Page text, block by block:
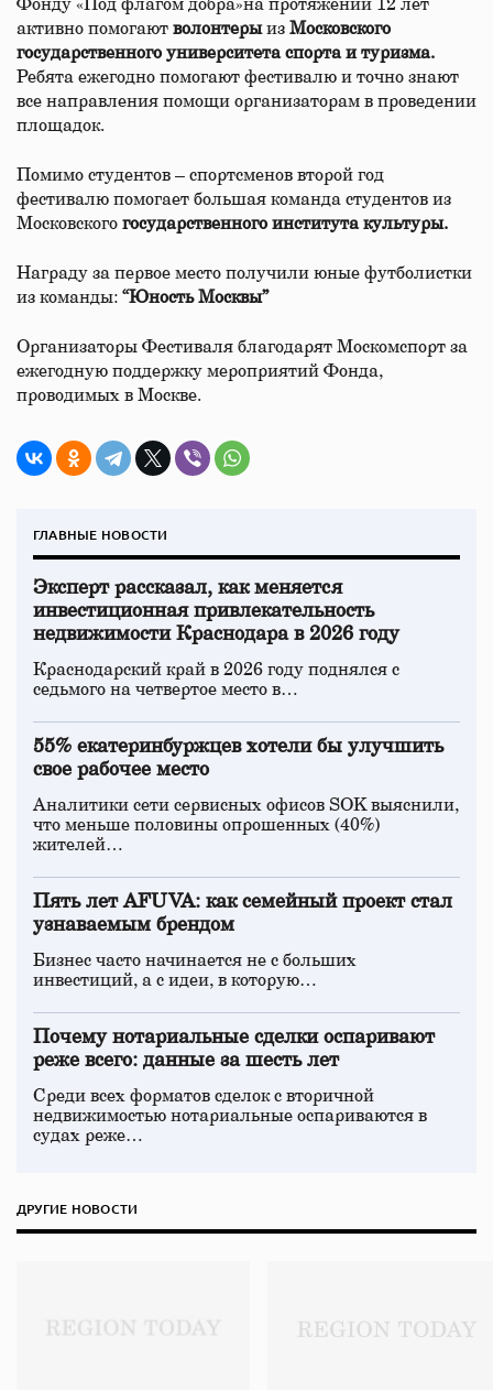
Фонду «Под флагом добра»на протяжении 12 лет
активно помогают волонтеры из Московского
государственного университета спорта и туризма.
Ребята ежегодно помогают фестивалю и точно знают
все направления помощи организаторам в проведении
площадок.
Помимо студентов – спортсменов второй год
фестивалю помогает большая команда студентов из
Московского государственного института культуры.
Награду за первое место получили юные футболистки
из команды: “Юность Москвы”
Организаторы Фестиваля благодарят Москомспорт за
ежегодную поддержку мероприятий Фонда,
проводимых в Москве.
ГЛАВНЫЕ НОВОСТИ
Эксперт рассказал, как меняется
инвестиционная привлекательность
недвижимости Краснодара в 2026 году
Краснодарский край в 2026 году поднялся с
седьмого на четвертое место в…
55% екатеринбуржцев хотели бы улучшить
свое рабочее место
Аналитики сети сервисных офисов SOK выяснили,
что меньше половины опрошенных (40%)
жителей…
Пять лет AFUVA: как семейный проект стал
узнаваемым брендом
Бизнес часто начинается не с больших
инвестиций, а с идеи, в которую…
Почему нотариальные сделки оспаривают
реже всего: данные за шесть лет
Среди всех форматов сделок с вторичной
недвижимостью нотариальные оспариваются в
судах реже…
ДРУГИЕ НОВОСТИ